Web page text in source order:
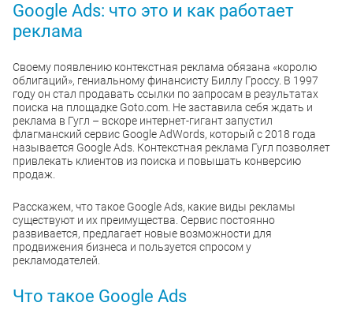
Google Ads: что это и как работает
реклама
Своему появлению контекстная реклама обязана «королю
облигаций», гениальному финансисту Биллу Гроссу. В 1997
году он стал продавать ссылки по запросам в результатах
поиска на площадке Goto.com. Не заставила себя ждать и
реклама в Гугл – вскоре интернет-гигант запустил
флагманский сервис Google AdWords, который с 2018 года
называется Google Ads. Контекстная реклама Гугл позволяет
привлекать клиентов из поиска и повышать конверсию
продаж.
Расскажем, что такое Google Ads, какие виды рекламы
существуют и их преимущества. Сервис постоянно
развивается, предлагает новые возможности для
продвижения бизнеса и пользуется спросом у
рекламодателей.
Что такое Google Ads